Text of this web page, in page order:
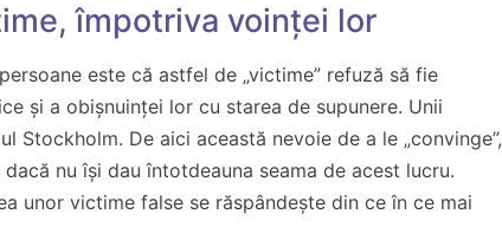
împotriva voinței lor
este că astfel de „victime” refuză să fie
și a obișnuinței lor cu starea de supunere. Unii
Stockholm. De aici această nevoie de a le „convinge”,
nu își dau întotdeauna seama de acest lucru.
unor victime false se răspândește din ce în ce mai